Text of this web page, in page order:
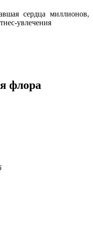
сердца миллионов,
увлечения
флора